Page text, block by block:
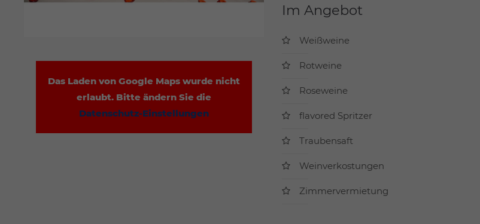
Das Laden von Google Maps wurde nicht
erlaubt. Bitte ändern Sie die
Datenschutz-Einstellungen
Im Angebot
Weißweine
Rotweine
Roseweine
flavored Spritzer
Traubensaft
Weinverkostungen
Zimmervermietung